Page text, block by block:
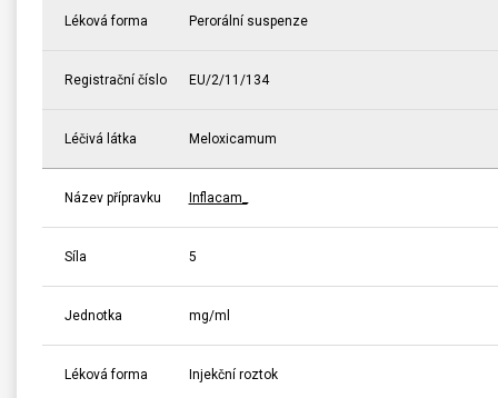
Léková forma Perorální suspenze
Registrační číslo EU/2/11/134
Léčivá látka Meloxicamum
Název přípravku Inflacam_
Síla 5
Jednotka mg/ml
Léková forma Injekční roztok